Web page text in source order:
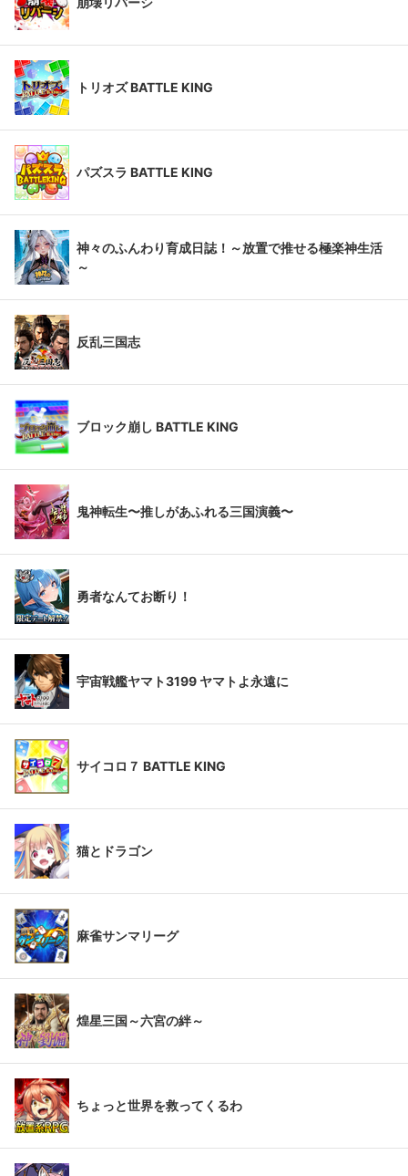
トリオズ BATTLE KING
パズスラ BATTLE KING
神々のふんわり育成日誌！～放置で推せる極楽神生活
～
反乱三国志
ブロック崩し BATTLE KING
鬼神転生〜推しがあふれる三国演義〜
勇者なんてお断り！
宇宙戦艦ヤマト3199 ヤマトよ永遠に
サイコロ７ BATTLE KING
猫とドラゴン
麻雀サンマリーグ
煌星三国～六宮の絆～
ちょっと世界を救ってくるわ